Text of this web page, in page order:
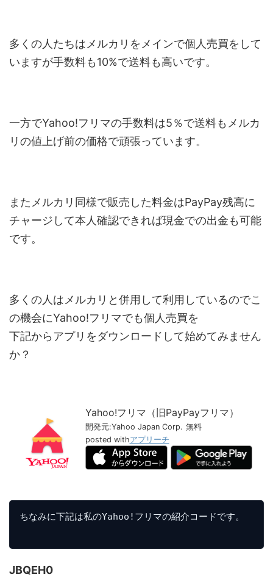
多くの人たちはメルカリをメインで個人売買をして
いますが手数料も10%で送料も高いです。
一方でYahoo!フリマの手数料は5％で送料もメルカ
リの値上げ前の価格で頑張っています。
またメルカリ同様で販売した料金はPayPay残高に
チャージして本人確認できれば現金での出金も可能
です。
多くの人はメルカリと併用して利用しているのでこ
の機会にYahoo!フリマでも個人売買を
下記からアプリをダウンロードして始めてみません
か？
Yahoo!フリマ（旧PayPayフリマ）
開発元:Yahoo Japan Corp. 無料
posted withアプリーチ
ちなみに下記は私のYahoo!フリマの紹介コードです。
JBQEH0